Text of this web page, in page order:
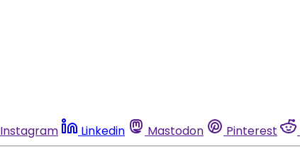
Instagram Linkedin Mastodon Pinterest